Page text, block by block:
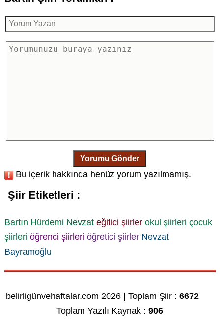
Yorumu Gönder
Bu içerik hakkında henüz yorum yazılmamış.
Şiir Etiketleri :
Bartın Hürdemi Nevzat eğitici şiirler okul şiirleri çocuk
şiirleri öğrenci şiirleri öğretici şiirler Nevzat
Bayramoğlu
belirligünvehaftalar.com 2026 | Toplam Şiir :6672
Toplam Yazılı Kaynak :906